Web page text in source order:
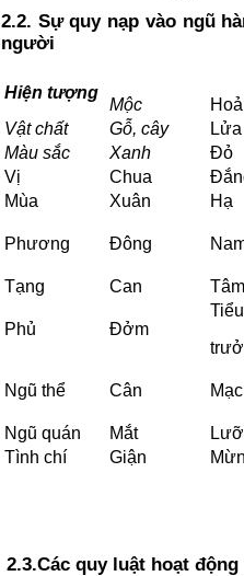
2.2. Sự quy nạp vào ngũ
người
Hiện tượng
Mộc
Hoả
Vật chất
Gỗ, cây
Lửa
Màu sắc
Xanh
Đỏ
Vị
Chua
Mùa
Xuân Hạ
Phương Đông
Tạng Can Tâm
Phủ Đởm
Tiểu
Ngũ thể Cân
Ngũ quán Mắt
Tình chí
Giận
2.3.Các quy luật